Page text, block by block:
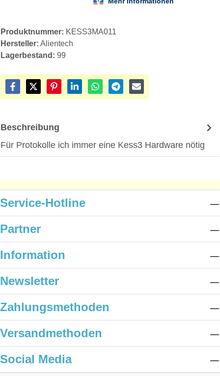
Produktnummer: KESS3MA011
Hersteller: Alientech
Lagerbestand: 99
Beschreibung
Für Protokolle ich immer eine Kess3 Hardware nötig
Service-Hotline
Partner
Information
Newsletter
Zahlungsmethoden
Versandmethoden
Social Media